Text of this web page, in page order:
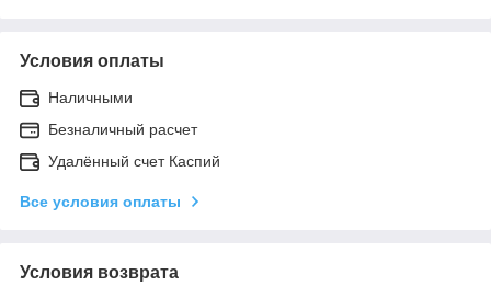
Условия оплаты
Наличными
Безналичный расчет
Удалённый счет Каспий
Все условия оплаты
Условия возврата